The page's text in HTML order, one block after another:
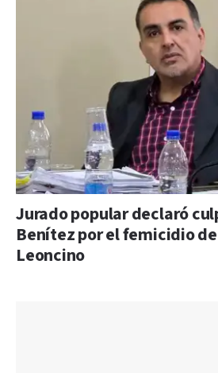
Jurado popular declaró
Benítez por el femicidio
Leoncino